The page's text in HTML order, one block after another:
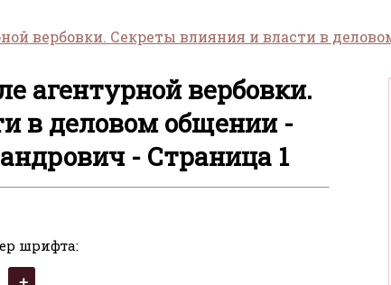
вербовки. Секреты влияния и власти в
агентурной вербовки.
в деловом общении -
- Страница 1
шрифта: